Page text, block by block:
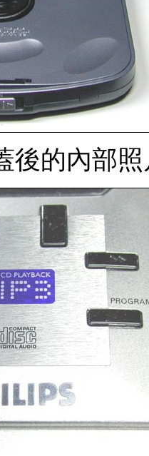
後的內部